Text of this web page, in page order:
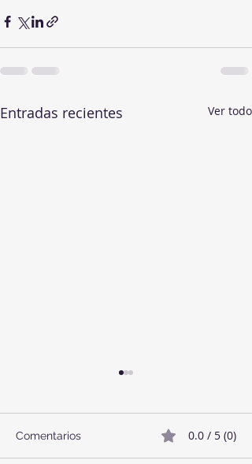
Entradas recientes Ver todo
Comentarios 0.0 / 5 (0)